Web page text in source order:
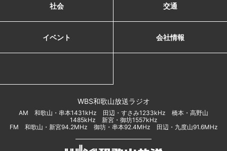
社会 交通
イベント 会社情報
WBS和歌山放送ラジオ
AM 和歌山・串本1431kHz 田辺・すさみ1233kHz 橋本・高野山
1485kHz 新宮・御坊1557kHz
FM 和歌山・新宮94.2MHz 御坊・串本92.4MHz 田辺・九度山91.6MHz